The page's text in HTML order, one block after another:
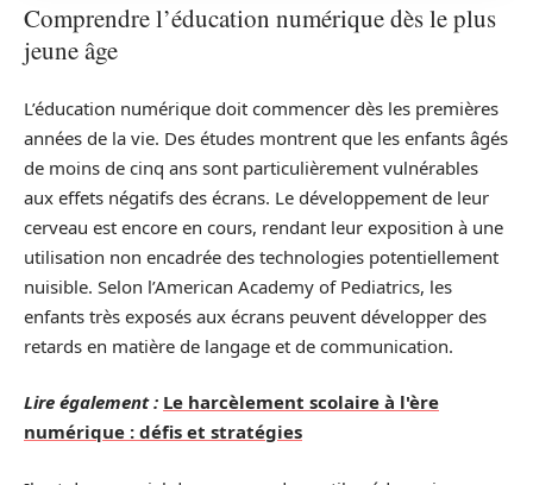
Comprendre l’éducation numérique dès le plus
jeune âge
L’éducation numérique doit commencer dès les premières
années de la vie. Des études montrent que les enfants âgés
de moins de cinq ans sont particulièrement vulnérables
aux effets négatifs des écrans. Le développement de leur
cerveau est encore en cours, rendant leur exposition à une
utilisation non encadrée des technologies potentiellement
nuisible. Selon l’American Academy of Pediatrics, les
enfants très exposés aux écrans peuvent développer des
retards en matière de langage et de communication.
Lire également : Le harcèlement scolaire à l'ère
numérique : défis et stratégies